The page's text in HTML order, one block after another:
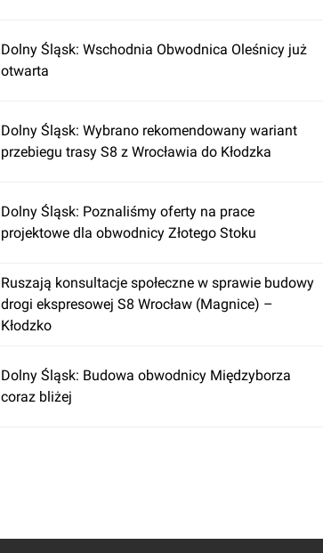
Dolny Śląsk: Wschodnia Obwodnica Oleśnicy już
otwarta
Dolny Śląsk: Wybrano rekomendowany wariant
przebiegu trasy S8 z Wrocławia do Kłodzka
Dolny Śląsk: Poznaliśmy oferty na prace
projektowe dla obwodnicy Złotego Stoku
Ruszają konsultacje społeczne w sprawie budowy
drogi ekspresowej S8 Wrocław (Magnice) –
Kłodzko
Dolny Śląsk: Budowa obwodnicy Międzyborza
coraz bliżej